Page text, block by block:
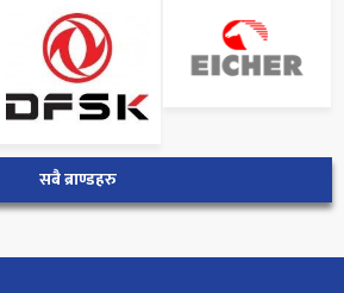
सबै ब्राण्डहरु